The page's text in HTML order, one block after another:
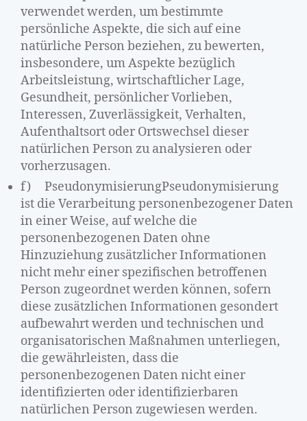
verwendet werden, um bestimmte
persönliche Aspekte, die sich auf eine
natürliche Person beziehen, zu bewerten,
insbesondere, um Aspekte bezüglich
Arbeitsleistung, wirtschaftlicher Lage,
Gesundheit, persönlicher Vorlieben,
Interessen, Zuverlässigkeit, Verhalten,
Aufenthaltsort oder Ortswechsel dieser
natürlichen Person zu analysieren oder
vorherzusagen.
f) PseudonymisierungPseudonymisierung
ist die Verarbeitung personenbezogener Daten
in einer Weise, auf welche die
personenbezogenen Daten ohne
Hinzuziehung zusätzlicher Informationen
nicht mehr einer spezifischen betroffenen
Person zugeordnet werden können, sofern
diese zusätzlichen Informationen gesondert
aufbewahrt werden und technischen und
organisatorischen Maßnahmen unterliegen,
die gewährleisten, dass die
personenbezogenen Daten nicht einer
identifizierten oder identifizierbaren
natürlichen Person zugewiesen werden.